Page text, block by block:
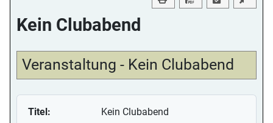
Kein Clubabend
Veranstaltung - Kein Clubabend
Titel:
Kein Clubabend